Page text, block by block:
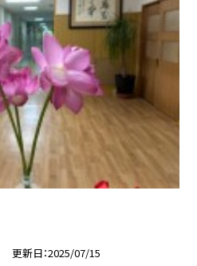
更新日 2025/07/15